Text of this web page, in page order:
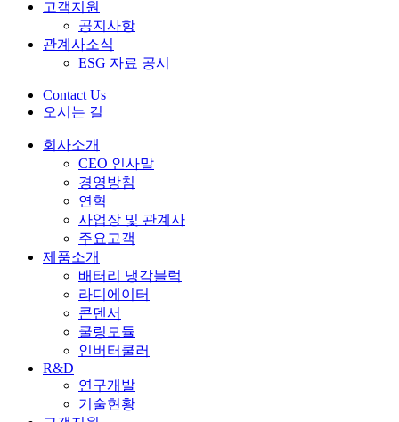
고객지원
공지사항
관계사소식
ESG 자료 공시
Contact Us
오시는 길
회사소개
CEO 인사말
경영방침
연혁
사업장 및 관계사
주요고객
제품소개
배터리 냉각블럭
라디에이터
콘덴서
쿨링모듈
인버터쿨러
R&D
연구개발
기술현황